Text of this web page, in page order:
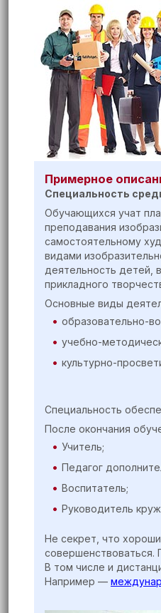
Примерное
Специальность
Обучающихся учат
преподавания
самостоятельному
видами
деятельность детей,
прикладного
Основные виды
образовательно-
учебно-
культурно-
Специальность
После окончания
Учитель;
Педагог
Воспитатель;
Руководитель
Не секрет, что
совершенствоваться.
В том числе и
Например —